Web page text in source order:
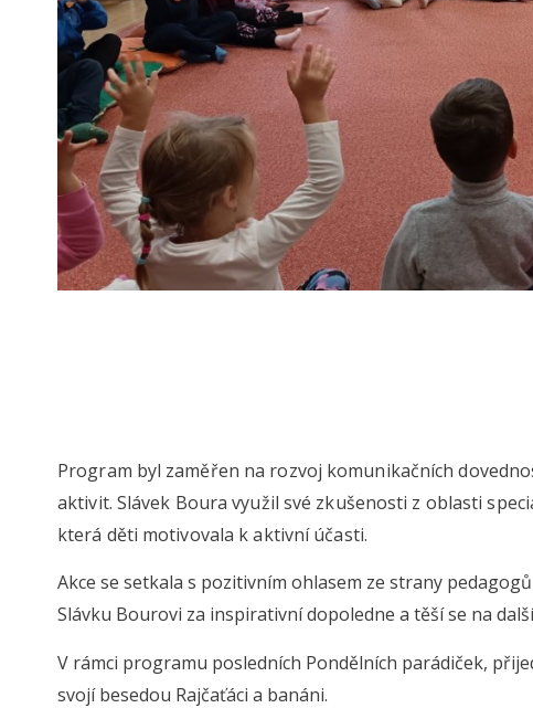
Program byl zaměřen na rozvoj komunikačních
aktivit. Slávek Boura využil své zkušenosti z oblasti
která děti motivovala k aktivní účasti.
Akce se setkala s pozitivním ohlasem ze strany
Slávku Bourovi za inspirativní dopoledne a těší se na
V rámci programu posledních Pondělních parádiček,
svojí besedou Rajčaťáci a banáni.